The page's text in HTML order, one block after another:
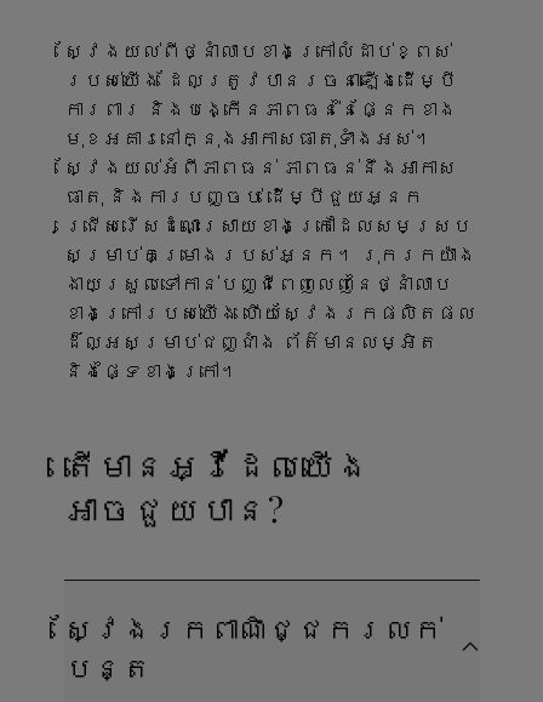
ស្វែងយល់ពីថ្នាំលាបខាងក្រៅលំដាប់ខ្ពស់
របស់យើង ដែលត្រូវបានរចនាឡើងដើម្បី
ការពារ និងបង្កើនភាពធន់នៃផ្នែកខាង
មុខអគារនៅក្នុងអាកាសធាតុទាំងអស់។
ស្វែងយល់អំពីភាពធន់ ភាពធន់នឹងអាកាស
ធាតុ និងការបញ្ចប់ ដើម្បីជួយអ្នក
ជ្រើសរើសដំណោះស្រាយខាងក្រៅដែលសមស្រប
សម្រាប់គម្រោងរបស់អ្នក។ រុករកយ៉ាង
ងាយស្រួលទៅកាន់បញ្ជីពេញលេញនៃថ្នាំលាប
ខាងក្រៅរបស់យើង ហើយស្វែងរកផលិតផល
ដ៏ល្អសម្រាប់ជញ្ជាំង ព័ត៌មានលម្អិត
និងផ្ទៃខាងក្រៅ។
តើមានអ្វីដែលយើង
អាចជួយបាន?
ស្វែងរកពាណិជ្ជករលក់
បន្ត